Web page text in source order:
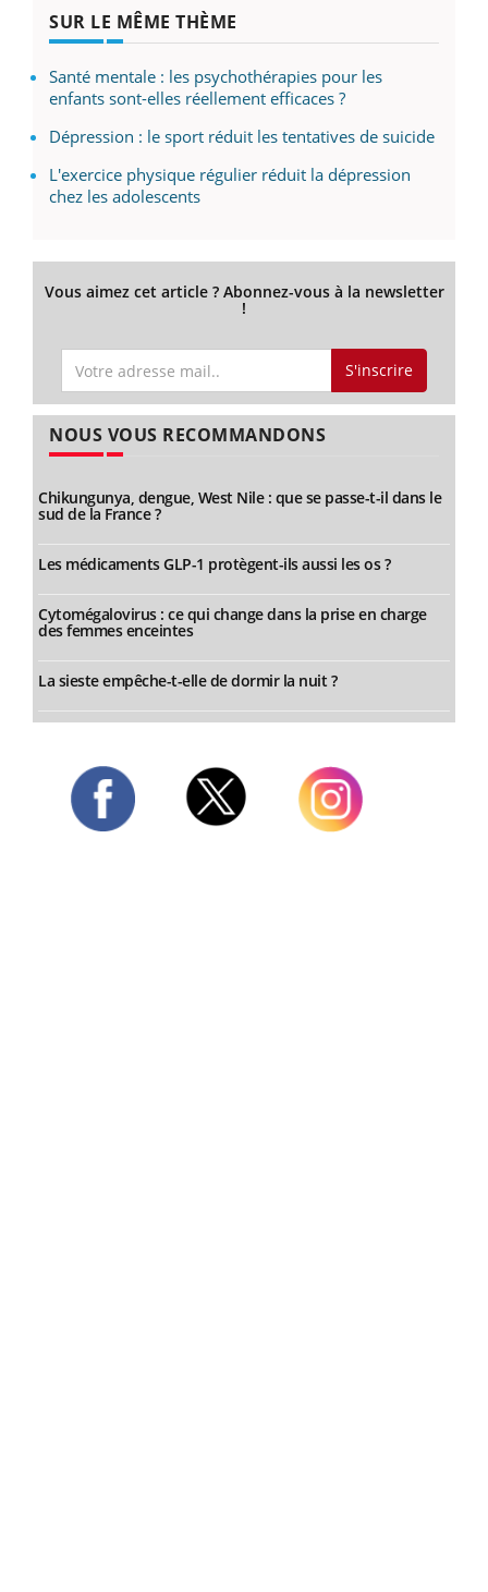
SUR LE MÊME THÈME
Santé mentale : les psychothérapies pour les
enfants sont-elles réellement efficaces ?
Dépression : le sport réduit les tentatives de suicide
L'exercice physique régulier réduit la dépression
chez les adolescents
Vous aimez cet article ? Abonnez-vous à la newsletter
!
S'inscrire
NOUS VOUS RECOMMANDONS
Chikungunya, dengue, West Nile : que se passe-t-il dans le
sud de la France ?
Les médicaments GLP-1 protègent-ils aussi les os ?
Cytomégalovirus : ce qui change dans la prise en charge
des femmes enceintes
La sieste empêche-t-elle de dormir la nuit ?